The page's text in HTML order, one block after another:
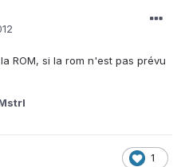
ROM, si la rom n'est pas prévu
1